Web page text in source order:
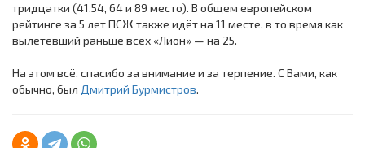
тридцатки (41,54, 64 и 89 место). В общем европейском
рейтинге за 5 лет ПСЖ также идёт на 11 месте, в то время как
вылетевший раньше всех «Лион» — на 25.
На этом всё, спасибо за внимание и за терпение. С Вами, как
обычно, был Дмитрий Бурмистров.